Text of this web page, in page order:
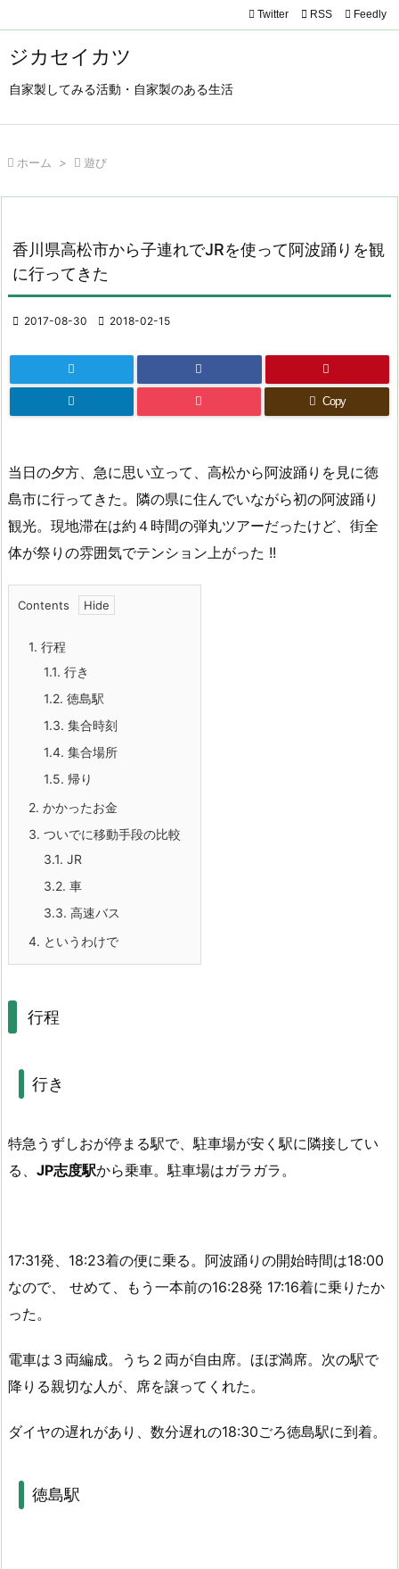
ジカセイカツ
自家製してみる活動・自家製のある生活


検索
Twitter  RSS Feedly
 ホーム >  遊び
香川県高松市から子連れでJRを使って阿波踊りを観
に行ってきた
 2017-08-30  2018-02-15
Copy
当日の夕方、急に思い立って、高松から阿波踊りを見に徳
島市に行ってきた。隣の県に住んでいながら初の阿波踊り
観光。現地滞在は約４時間の弾丸ツアーだったけど、街全
体が祭りの雰囲気でテンション上がった !!
Contents
1. 行程
1.1. 行き
1.2. 徳島駅
1.3. 集合時刻
1.4. 集合場所
1.5. 帰り
2. かかったお金
3. ついでに移動手段の比較
3.1. JR
3.2. 車
3.3. 高速バス
4. というわけで
行程
行き
特急うずしおが停まる駅で、駐車場が安く駅に隣接してい
る、 JP志度駅から乗車。駐車場はガラガラ。
17:31発、18:23着の便に乗る。阿波踊りの開始時間は18:00
なので、 せめて、もう一本前の16:28発 17:16着に乗りたか
った。
電車は３両編成。うち２両が自由席。ほぼ満席。次の駅で
降りる親切な人が、席を譲ってくれた。
ダイヤの遅れがあり、数分遅れの18:30ごろ徳島駅に到着。
徳島駅